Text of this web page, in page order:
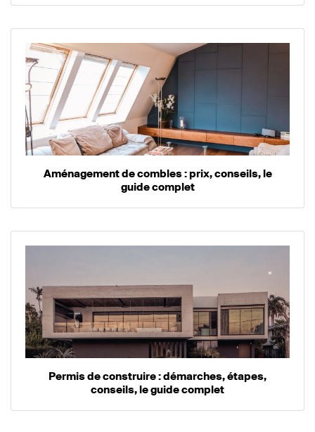
Aménagement de combles : prix, conseils, le
guide complet
Permis de construire : démarches, étapes,
conseils, le guide complet